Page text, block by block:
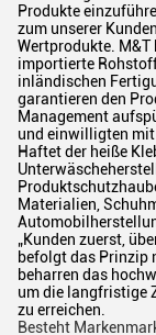
Produkte
zum unserer
Wertprodukte.
importierte
inländischen
garantieren den
Management
und einwilligten mit
Haftet der heiße
Materialien,
„Kunden zuerst,
befolgt das Prinzip
beharren das
um die langfristige
zu erreichen.
Besteht